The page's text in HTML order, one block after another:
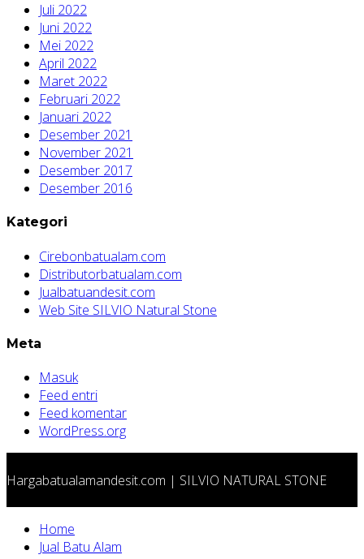
Juli 2022
Juni 2022
Mei 2022
April 2022
Maret 2022
Februari 2022
Januari 2022
Desember 2021
November 2021
Desember 2017
Desember 2016
Kategori
Cirebonbatualam.com
Distributorbatualam.com
Jualbatuandesit.com
Web Site SILVIO Natural Stone
Meta
Masuk
Feed entri
Feed komentar
WordPress.org
Hargabatualamandesit.com | SILVIO NATURAL STONE
Home
Jual Batu Alam